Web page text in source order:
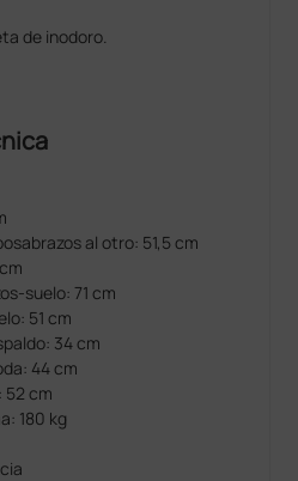
de inodoro.
al otro: 51,5 cm
suelo: 71 cm
51 cm
34 cm
44 cm
52 cm
180 kg